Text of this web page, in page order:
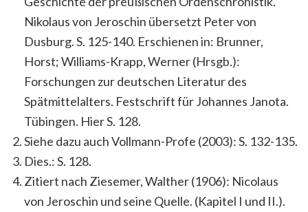
Nikolaus von Jeroschin übersetzt Peter von
Dusburg. S. 125-140. Erschienen in: Brunner,
Horst; Williams-Krapp, Werner (Hrsgb.):
Forschungen zur deutschen Literatur des
Spätmittelalters. Festschrift für Johannes Janota.
Tübingen. Hier S. 128.
Siehe dazu auch Vollmann-Profe (2003): S. 132-135.
Dies.: S. 128.
Zitiert nach Ziesemer, Walther (1906): Nicolaus
von Jeroschin und seine Quelle. (Kapitel I und II.).